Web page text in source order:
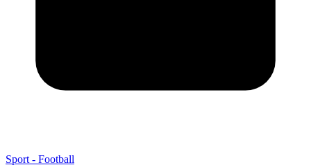
Sport - Football